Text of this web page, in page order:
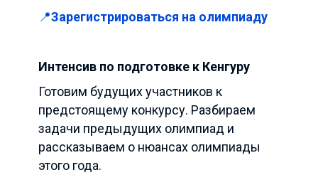
📍Зарегистрироваться на олимпиаду
Интенсив по подготовке к Кенгуру
Готовим будущих участников к
предстоящему конкурсу. Разбираем
задачи предыдущих олимпиад и
рассказываем о нюансах олимпиады
этого года.